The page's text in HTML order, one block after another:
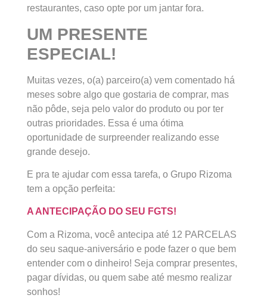
restaurantes, caso opte por um jantar fora.
UM PRESENTE
ESPECIAL!
Muitas vezes, o(a) parceiro(a) vem comentado há
meses sobre algo que gostaria de comprar, mas
não pôde, seja pelo valor do produto ou por ter
outras prioridades. Essa é uma ótima
oportunidade de surpreender realizando esse
grande desejo.
E pra te ajudar com essa tarefa, o Grupo Rizoma
tem a opção perfeita:
A ANTECIPAÇÃO DO SEU FGTS!
Com a Rizoma, você antecipa até 12 PARCELAS
do seu saque-aniversário e pode fazer o que bem
entender com o dinheiro! Seja comprar presentes,
pagar dívidas, ou quem sabe até mesmo realizar
sonhos!